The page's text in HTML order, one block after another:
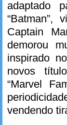
adaptado
“Batman”,
Captain
demorou
inspirado
novos
“Marvel
vendendo